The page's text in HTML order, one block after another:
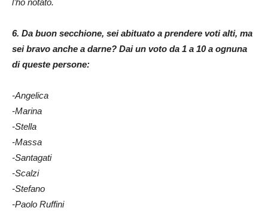
6. Da buon secchione, sei abituato a prendere voti alti, ma
sei bravo anche a darne? Dai un voto da 1 a 10 a ognuna
di queste persone:
-Angelica
-Marina
-Stella
-Massa
-Santagati
-Scalzi
-Stefano
-Paolo Ruffini